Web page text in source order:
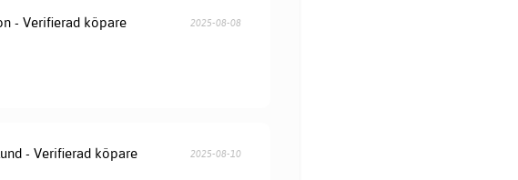
- Verifierad köpare 2025-08-08
- Verifierad köpare 2025-08-10